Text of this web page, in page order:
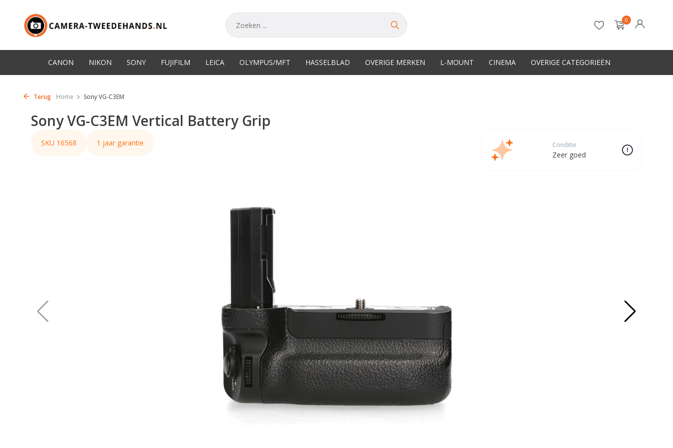
0
CANON NIKON SONY FUJIFILM LEICA OLYMPUS/MFT HASSELBLAD OVERIGE MERKEN L-MOUNT CINEMA OVERIGE CATEGORIEËN
Terug Home Sony VG-C3EM
Sony VG-C3EM Vertical Battery Grip
SKU 16568 1 jaar garantie Conditie
Zeer goed